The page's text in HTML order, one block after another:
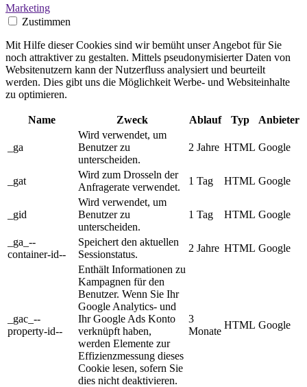
Marketing
Zustimmen
Mit Hilfe dieser Cookies sind wir bemüht unser Angebot für Sie
noch attraktiver zu gestalten. Mittels pseudonymisierter Daten von
Websitenutzern kann der Nutzerfluss analysiert und beurteilt
werden. Dies gibt uns die Möglichkeit Werbe- und Websiteinhalte
zu optimieren.
Name Zweck Ablauf Typ Anbieter
_ga
Wird verwendet, um
Benutzer zu
unterscheiden.
2 Jahre HTML Google
_gat
Wird zum Drosseln der
Anfragerate verwendet.
1 Tag HTML Google
_gid
Wird verwendet, um
Benutzer zu
unterscheiden.
1 Tag HTML Google
_ga_--
container-id--
Speichert den aktuellen
Sessionstatus.
2 Jahre HTML Google
_gac_--
property-id--
Enthält Informationen zu
Kampagnen für den
Benutzer. Wenn Sie Ihr
Google Analytics- und
Ihr Google Ads Konto
verknüpft haben,
werden Elemente zur
Effizienzmessung dieses
Cookie lesen, sofern Sie
dies nicht deaktivieren.
3
Monate
HTML Google